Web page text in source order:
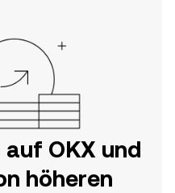
OKX und
höheren